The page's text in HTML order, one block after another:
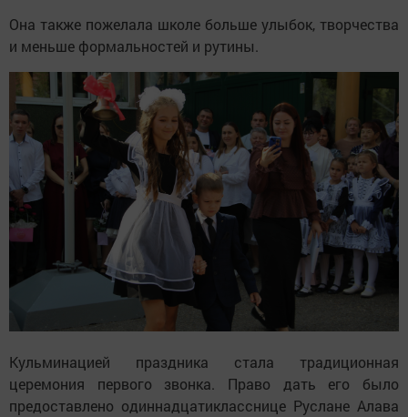
Она также пожелала школе больше улыбок, творчества
и меньше формальностей и рутины.
Кульминацией праздника стала традиционная
церемония первого звонка. Право дать его было
предоставлено одиннадцатикласснице Руслане Алава